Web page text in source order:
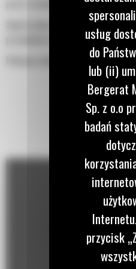
Spusty oleju smarnego i cieczy
przewodami na zewnątrz podstawy
Pokrywa wlewu chłodnicy
usług
do
lub (ii)
Bergerat
Sp. z o.o
badań
przycisk